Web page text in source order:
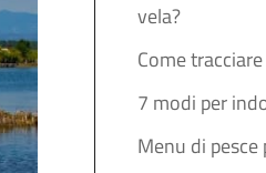
vela?
Come
7 modi per
Menu di pesce